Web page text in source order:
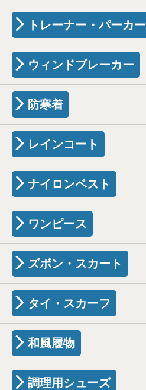
トレーナー・パーカー
ウィンドブレーカー
防寒着
レインコート
ナイロンベスト
ワンピース
ズボン・スカート
タイ・スカーフ
和風履物
調理用シューズ